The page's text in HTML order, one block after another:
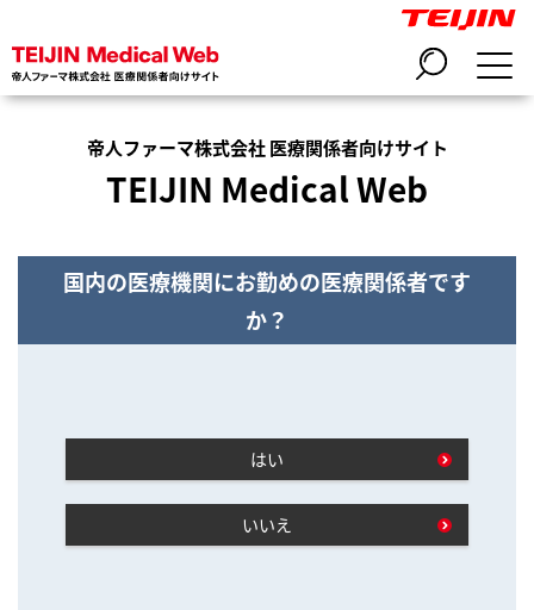
帝人ファーマ株式会社 医療関係者向けサイト
TEIJIN Medical Web
国内の医療機関にお勤めの医療関係者です
か？
はい
いいえ